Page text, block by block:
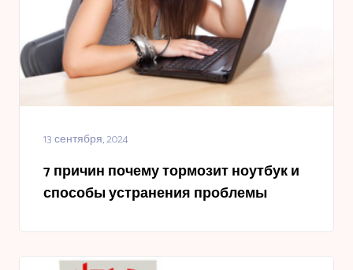
13 сентября, 2024
7 причин почему тормозит ноутбук и
способы устранения проблемы